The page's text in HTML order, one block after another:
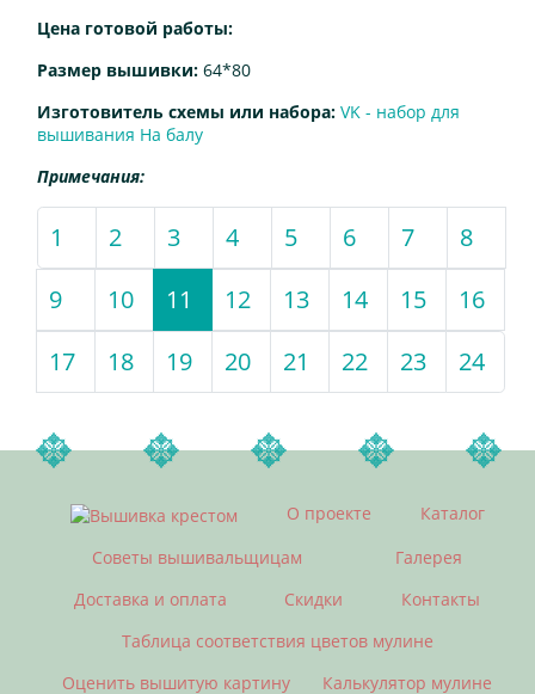
Цена готовой работы:
Размер вышивки: 64*80
Изготовитель схемы или набора: VK - набор для
вышивания На балу
Примечания:
1 2 3 4 5 6 7
8
9
10 11 (current)
12 13 14 15
16
17
18 19 20 21 22 23 24
О проекте
Каталог
Советы вышивальщицам
Галерея
Доставка и оплата
Скидки
Контакты
Таблица соответствия цветов мулине
Оценить вышитую картину
Калькулятор мулине